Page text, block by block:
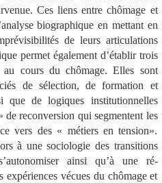
Ces liens entre chômage et
biographique en mettant en
de leurs articulations
permet également d’établir trois
au cours du chômage. Elles sont
de sélection, de formation et
que de logiques institutionnelles
de reconversion qui segmentent les
vers des « métiers en tension».
à une sociologie des transitions
ainsi qu’à une ré-
expériences vécues du chômage et